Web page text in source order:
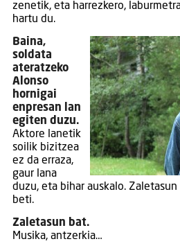
zenetik, eta harrezkero,
hartu du.
Baina,
soldata
ateratzeko
Alonso
hornigai
enpresan lan
egiten duzu.
Aktore lanetik
soilik bizitzea
ez da erraza,
gaur lana
duzu, eta bihar auskalo.
beti.
Zaletasun bat.
Musika, antzerkia…